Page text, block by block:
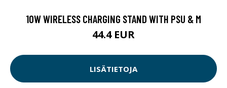
10W WIRELESS CHARGING STAND WITH PSU & M
44.4 EUR
LISÄTIETOJA